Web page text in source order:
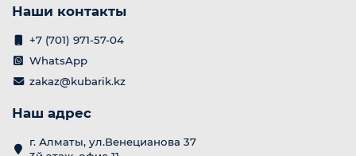
Наши контакты
+7 (701) 971-57-04
WhatsApp
zakaz@kubarik.kz
Наш адрес
г. Алматы, ул.Венецианова 37